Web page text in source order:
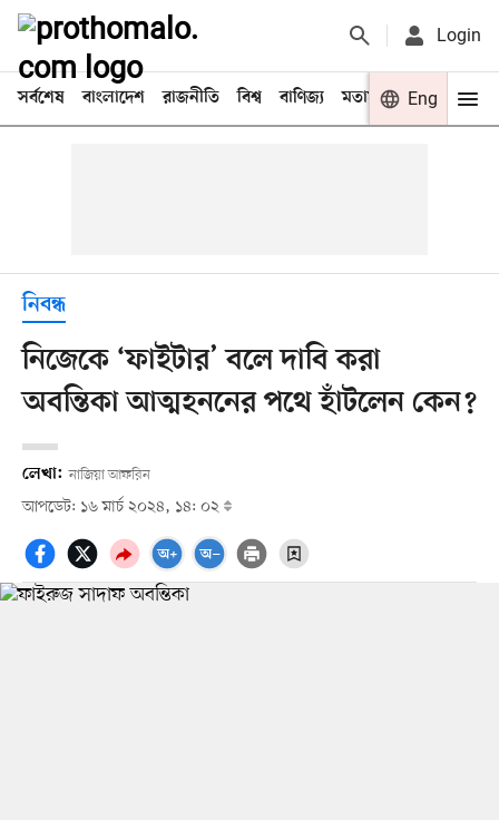
Login
সর্বশেষ বাংলাদেশ রাজনীতি বিশ্ব বাণিজ্য মতামত খেলা
Eng
নিবন্ধ
নিজেকে ‘ফাইটার’ বলে দাবি করা
অবন্তিকা আত্মহননের পথে হাঁটলেন কেন?
লেখা: নাজিয়া আফরিন
আপডেট: ১৬ মার্চ ২০২৪, ১৪: ০২